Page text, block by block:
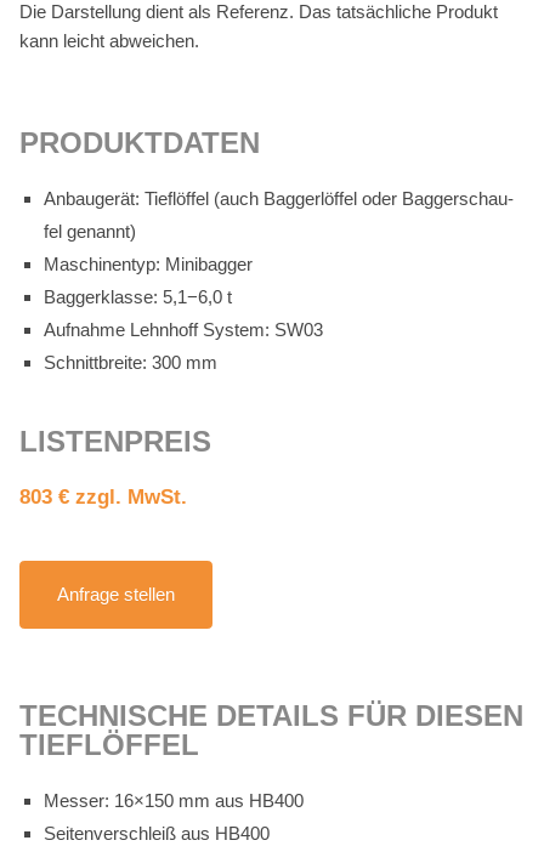
Die Dar­stel­lung dient als Re­fe­renz. Das tat­säch­li­che Pro­dukt
kann leicht ab­wei­chen.
PRO­DUKT­DA­TEN
An­bau­ge­rät: Tief­löf­fel (auch Bag­ger­löf­fel oder Bag­ger­schau­
fel ge­nannt)
Ma­schi­nen­typ: Mi­ni­bag­ger
Bag­ger­klas­se: 5,1−6,0 t
Auf­nah­me Lehn­hoff Sys­tem: SW03
Schnitt­brei­te: 300 mm
LIS­TEN­PREIS
803 € zzgl. MwSt.
An­fra­ge stel­len
TECH­NI­SCHE DE­TAILS FÜR DIE­SEN
TIEF­LÖF­FEL
Mes­ser: 16×150 mm aus HB400
Sei­ten­ver­schleiß aus HB400